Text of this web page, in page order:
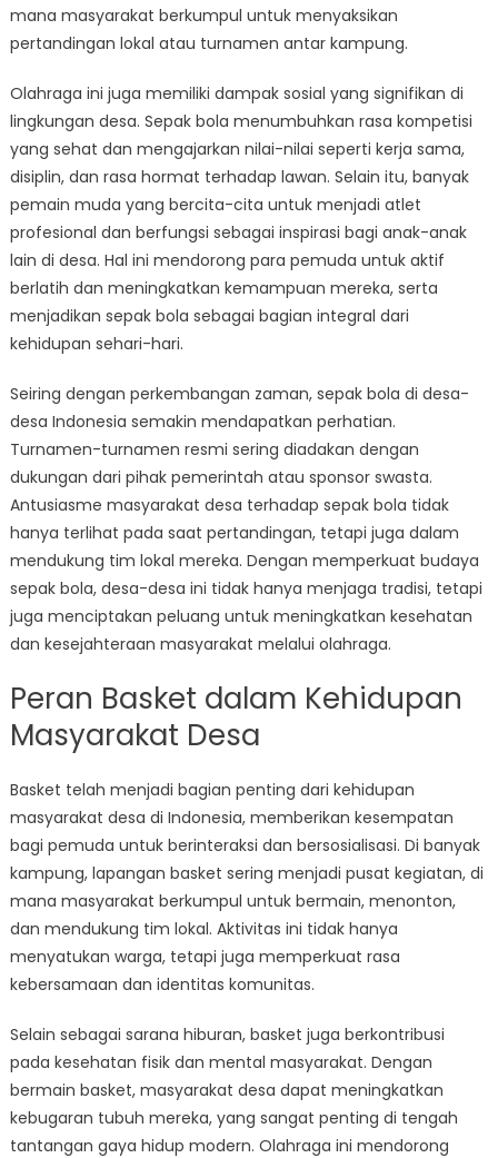
mana masyarakat berkumpul untuk menyaksikan
pertandingan lokal atau turnamen antar kampung.
Olahraga ini juga memiliki dampak sosial yang signifikan di
lingkungan desa. Sepak bola menumbuhkan rasa kompetisi
yang sehat dan mengajarkan nilai-nilai seperti kerja sama,
disiplin, dan rasa hormat terhadap lawan. Selain itu, banyak
pemain muda yang bercita-cita untuk menjadi atlet
profesional dan berfungsi sebagai inspirasi bagi anak-anak
lain di desa. Hal ini mendorong para pemuda untuk aktif
berlatih dan meningkatkan kemampuan mereka, serta
menjadikan sepak bola sebagai bagian integral dari
kehidupan sehari-hari.
Seiring dengan perkembangan zaman, sepak bola di desa-
desa Indonesia semakin mendapatkan perhatian.
Turnamen-turnamen resmi sering diadakan dengan
dukungan dari pihak pemerintah atau sponsor swasta.
Antusiasme masyarakat desa terhadap sepak bola tidak
hanya terlihat pada saat pertandingan, tetapi juga dalam
mendukung tim lokal mereka. Dengan memperkuat budaya
sepak bola, desa-desa ini tidak hanya menjaga tradisi, tetapi
juga menciptakan peluang untuk meningkatkan kesehatan
dan kesejahteraan masyarakat melalui olahraga.
Peran Basket dalam Kehidupan
Masyarakat Desa
Basket telah menjadi bagian penting dari kehidupan
masyarakat desa di Indonesia, memberikan kesempatan
bagi pemuda untuk berinteraksi dan bersosialisasi. Di banyak
kampung, lapangan basket sering menjadi pusat kegiatan, di
mana masyarakat berkumpul untuk bermain, menonton,
dan mendukung tim lokal. Aktivitas ini tidak hanya
menyatukan warga, tetapi juga memperkuat rasa
kebersamaan dan identitas komunitas.
Selain sebagai sarana hiburan, basket juga berkontribusi
pada kesehatan fisik dan mental masyarakat. Dengan
bermain basket, masyarakat desa dapat meningkatkan
kebugaran tubuh mereka, yang sangat penting di tengah
tantangan gaya hidup modern. Olahraga ini mendorong